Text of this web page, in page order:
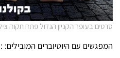
סרטים בעופר הקניון הגדול פתח תקוה
המפגשים עם היוטיוברים המובילים: :